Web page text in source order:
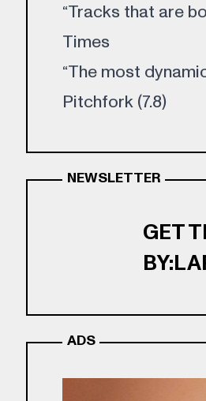
“Tracks that are
Times
“The most
Pitchfork (7.8)
NEWSLETTER
GET
ADS